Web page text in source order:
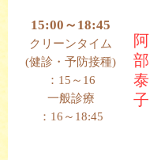
15:00～18:45
クリーンタイム
(健診・予防接種)
：15～16
一般診療
：16～18:45
阿
部
泰
子